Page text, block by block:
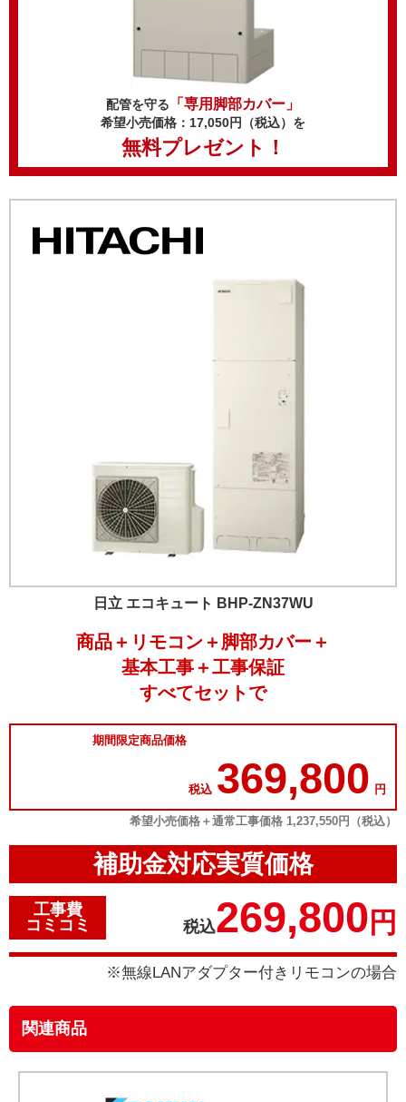
配管を守る 「専用脚部カバー」
希望小売価格：17,050円（税込）を
無料プレゼント！
日立 エコキュート BHP-ZN37WU
商品＋リモコン＋脚部カバー＋
基本工事＋工事保証
すべてセットで
期間限定商品価格
税込 369,800 円
希望小売価格＋通常工事価格 1,237,550円（税込）
補助金対応実質価格
工事費
コミコミ
税込269,800 円
※無線LANアダプター付きリモコンの場合
関連商品